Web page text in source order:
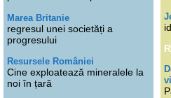
Marea Britanie
regresul unei societăți a
progresului
Resursele României
Cine exploatează mineralele la
noi în țară